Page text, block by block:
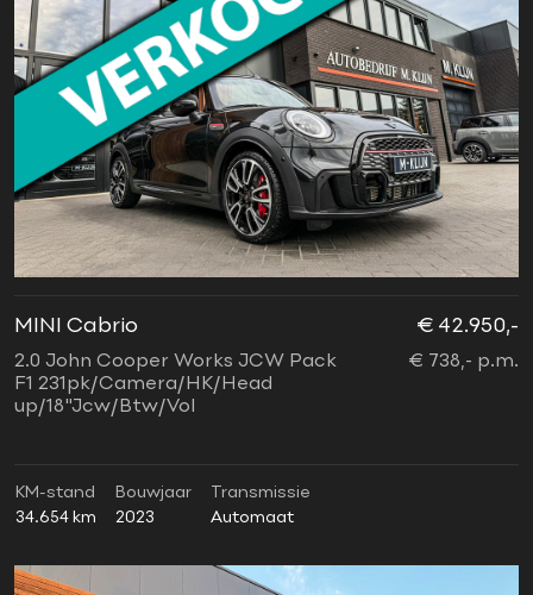
MINI Cabrio
2.0 John Cooper Works JCW Pack
F1 231pk/Camera/HK/Head
up/18"Jcw/Btw/Vol
€ 42.950,-
€ 738,- p.m.
KM-stand
34.654 km
Bouwjaar
2023
Transmissie
Automaat